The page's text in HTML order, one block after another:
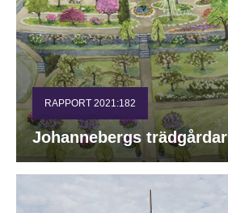
RAPPORT 2021:182
Johannebergs trädgårdar